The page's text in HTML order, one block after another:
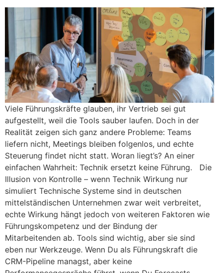
Viele Führungskräfte glauben, ihr Vertrieb sei gut
aufgestellt, weil die Tools sauber laufen. Doch in der
Realität zeigen sich ganz andere Probleme: Teams
liefern nicht, Meetings bleiben folgenlos, und echte
Steuerung findet nicht statt. Woran liegt’s? An einer
einfachen Wahrheit: Technik ersetzt keine Führung. Die
Illusion von Kontrolle – wenn Technik Wirkung nur
simuliert Technische Systeme sind in deutschen
mittelständischen Unternehmen zwar weit verbreitet,
echte Wirkung hängt jedoch von weiteren Faktoren wie
Führungskompetenz und der Bindung der
Mitarbeitenden ab. Tools sind wichtig, aber sie sind
eben nur Werkzeuge. Wenn Du als Führungskraft die
CRM-Pipeline managst, aber keine